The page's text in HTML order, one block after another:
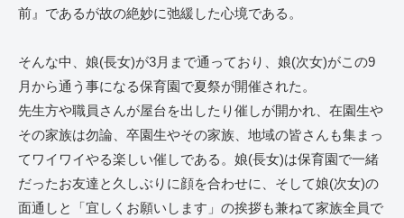
前』であるが故の絶妙に弛緩した心境である。
そんな中、娘(長女)が3月まで通っており、娘(次女)がこの9
月から通う事になる保育園で夏祭が開催された。
先生方や職員さんが屋台を出したり催しが開かれ、在園生や
その家族は勿論、卒園生やその家族、地域の皆さんも集まっ
てワイワイやる楽しい催しである。娘(長女)は保育園で一緒
だったお友達と久しぶりに顔を合わせに、そして娘(次女)の
面通しと「宜しくお願いします」の挨拶も兼ねて家族全員で